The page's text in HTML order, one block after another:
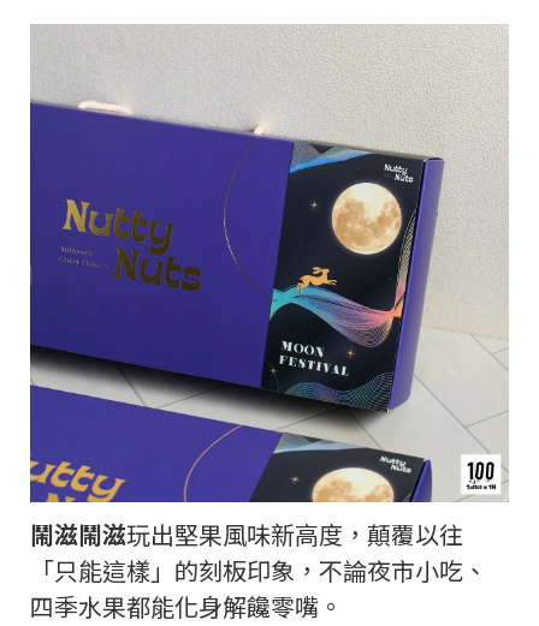
鬧滋鬧滋玩出堅果風味新高度，顛覆以往
「只能這樣」的刻板印象，不論夜市小吃、
四季水果都能化身解饞零嘴。